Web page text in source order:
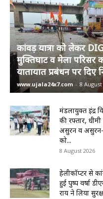
कांवड़ यात्रा को लेकर
मुक्तिघाट व मेला परिसर
यातायात प्रबंधन पर दिए
www.ujala24x7.com - 8 August
मंडलायुक्त इंद्र
की रफ्तार,
असुरन व असुरन-
को...
8 August 2026
हेलीकॉप्टर से
हुई पुष्प वर्षा
राय ने लिया